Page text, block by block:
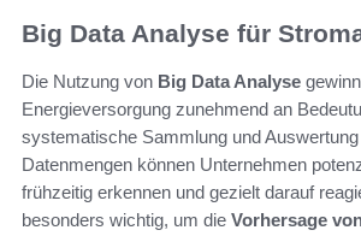
Big Data Analyse für
Die Nutzung von Big Data Analyse
Energieversorgung zunehmend an
systematische Sammlung und
Datenmengen können Unternehmen
frühzeitig erkennen und gezielt darauf
besonders wichtig, um die Vorhersage